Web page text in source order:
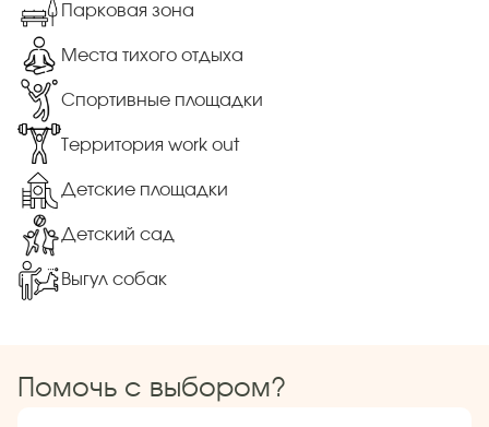
Парковая зона
Места тихого отдыха
Спортивные площадки
Территория work out
Детские площадки
Детский сад
Выгул собак
Помочь с выбором?